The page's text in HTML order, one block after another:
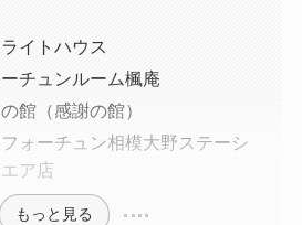
イトハウス
チュンルーム楓庵
館（感謝の館）
ォーチュン相模大野ステーシ
ア店
もっと見る